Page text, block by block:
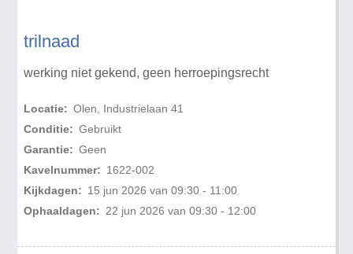
trilnaad
werking niet gekend, geen herroepingsrecht
Locatie: Olen, Industrielaan 41
Conditie: Gebruikt
Garantie: Geen
Kavelnummer: 1622-002
Kijkdagen: 15 jun 2026 van 09:30 - 11:00
Ophaaldagen: 22 jun 2026 van 09:30 - 12:00